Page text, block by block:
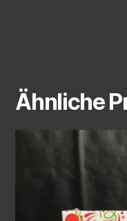
Ähnliche